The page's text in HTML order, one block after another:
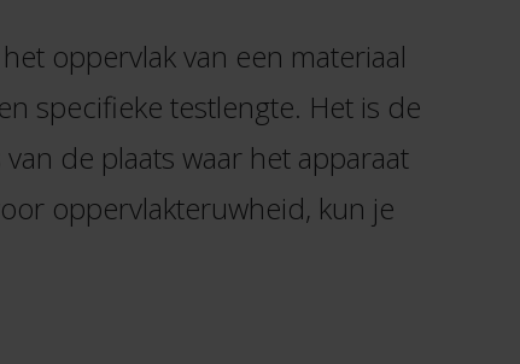
oppervlak van een materiaal
specifieke testlengte. Het is de
de plaats waar het apparaat
oppervlakteruwheid, kun je